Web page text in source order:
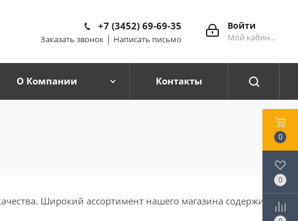
Войти
Мой кабинет
+7 (3452) 69-69-35
Заказать звонок | Написать письмо
О Компании Контакты
Широкий ассортимент нашего магазина содержит
0
0